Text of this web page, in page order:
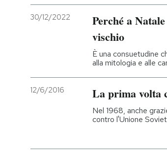
30/12/2022
Perché a
vischio
È una consuetudine
alla mitologia e alle
12/6/2016 La prima volta
Nel 1968, anche
contro l'Unione